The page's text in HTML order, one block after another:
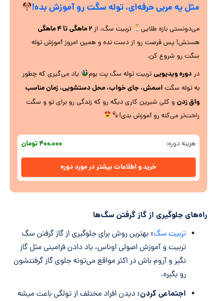
مثل یه مربی حرفه‌ای، توله سگت رو آموزش بده!
می‌دونستی بازه طلایی تربیت سگ، از۲ ماهگی تا ۴ ماهگی
هستش! پس فرصت رو از دست نده و همین امروز آموزش توله
سگت رو شروع کن.
دردوره ویدیوییتربیت توله سگ پت بوم
یاد می‌گیری که چطور
به توله سگتاسمش، جای خواب، محل دستشویی، زمان مناسب
واق زدنو کلی شیرین کاری دیگه رو که زندگی رو برای تو و سگت
راحت‌تر می‌کنه رو آموزش بدی!
هزینه دوره: ۴۰۰,۰۰۰ تومان
خرید و اطلاعات بیشتر در مورد دوره
راه‌های جلوگیری از گاز گرفتن سگ‌ها
تربیت سگ: بهترین روش برای جلوگیری از گاز گرفتن سگ‌
تربیت و آموزش اصولی اوناس، یاد دادن فرامینی مثل گاز
نگیر و آروم باش در اکثر مواقع می‌تونه جلوی گاز گرفتنشون
رو بگیره.
اجتماعی کردن: دیدن افراد مختلف از تولگی باعث میشه